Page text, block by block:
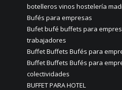
botelleros vinos hostelería
Bufés para empresas
Bufet bufé buffets para
trabajadores
Buffet Buffets Bufés para
Buffet Buffets Bufés para
colectividades
BUFFET PARA HOTEL